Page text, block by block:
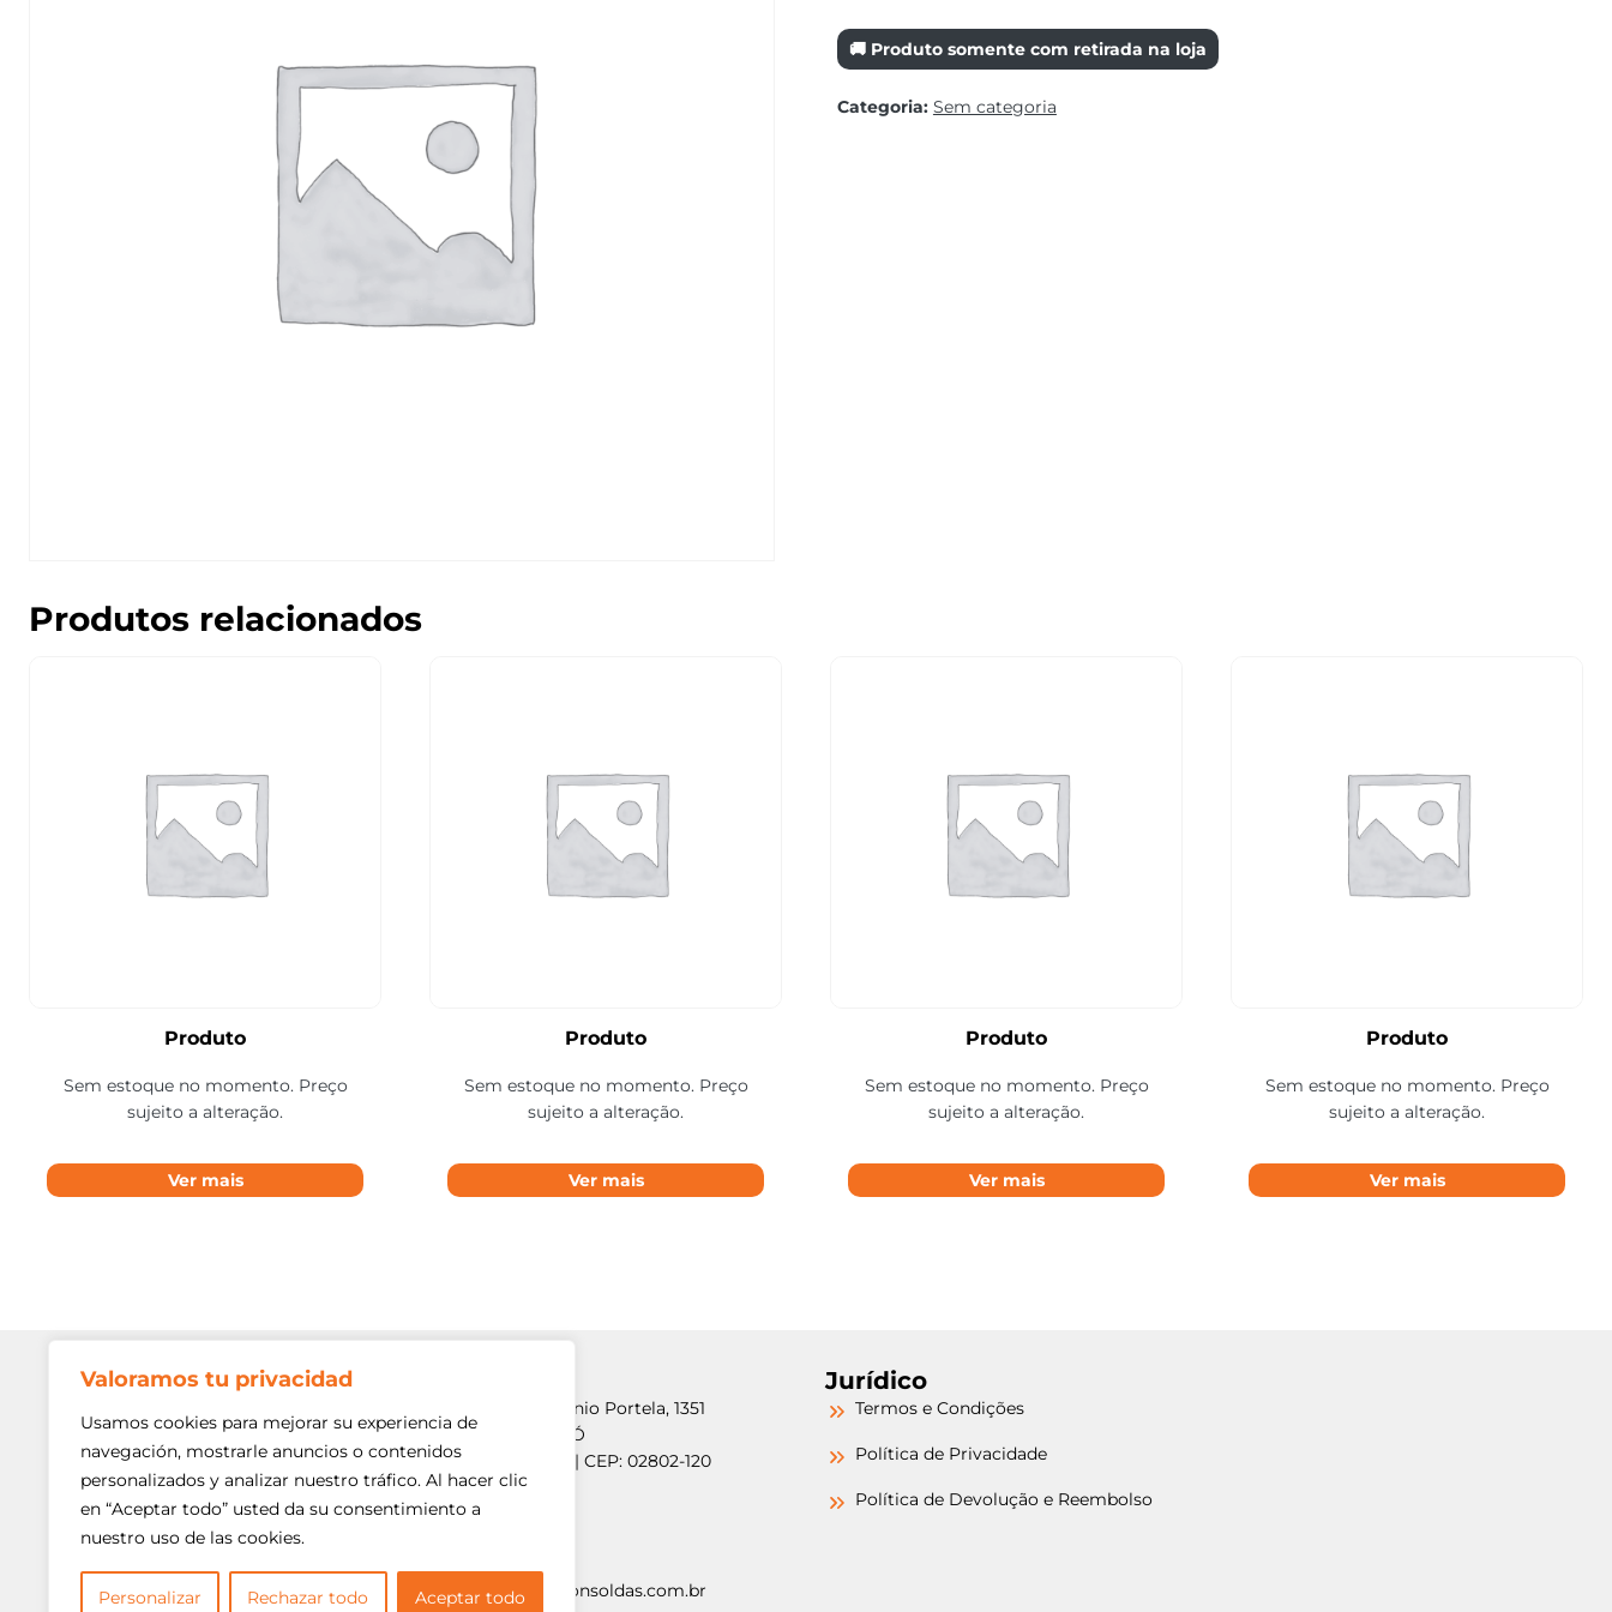
Valoramos tu privacidad
Usamos cookies para mejorar su experiencia de
navegación, mostrarle anuncios o contenidos
personalizados y analizar nuestro tráfico. Al hacer clic
en “Aceptar todo” usted da su consentimiento a
nuestro uso de las cookies.
Personalizar Rechazar todo Aceptar todo
🚚 Produto somente com retirada na loja
Categoria: Sem categoria
Produtos relacionados
Produto
Sem estoque no momento. Preço
sujeito a alteração.
Ver mais
Produto
Sem estoque no momento. Preço
sujeito a alteração.
Ver mais
Produto
Sem estoque no momento. Preço
sujeito a alteração.
Ver mais
Produto
Sem estoque no momento. Preço
sujeito a alteração.
Ver mais
Siga-nos!
Av. Min. Petrônio Portela, 1351
Freguesia do Ó
São Paulo/SP | CEP: 02802-120
contato@argonsoldas.com.br
Jurídico
Termos e Condições
Política de Privacidade
Política de Devolução e Reembolso